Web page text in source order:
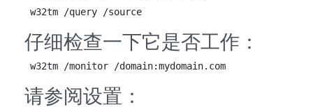
w32tm /query /source
仔细检查一下它是否工作：
w32tm /monitor /domain:mydomain.com
请参阅设置：